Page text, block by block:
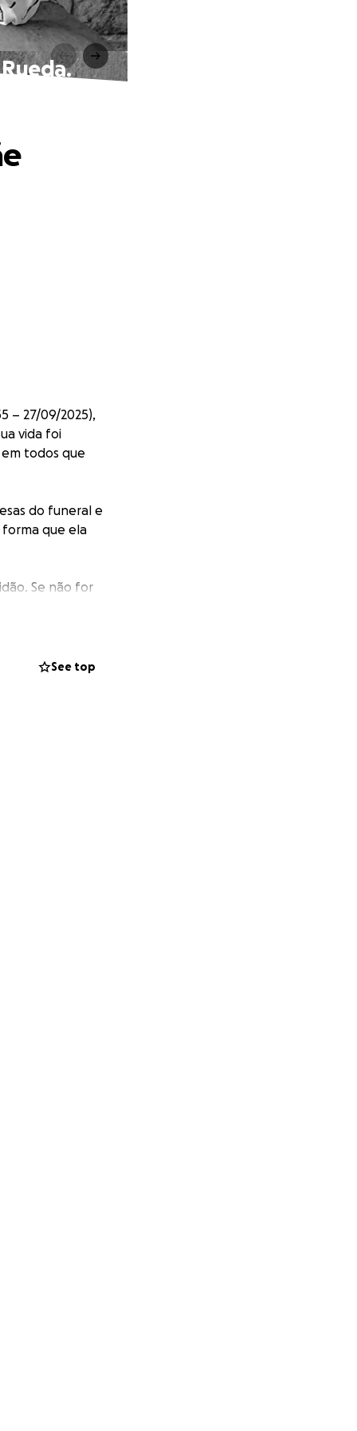
– 27/09/2025),
vida foi
todos que
do funeral e
forma que ela
Se não for
têm nosSee top